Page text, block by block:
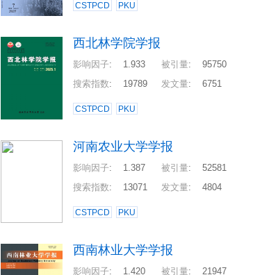
CSTPCD PKU
西北林学院学报
影响因子: 1.933 被引量:
95750
搜索指数: 19789 发文量: 6751
CSTPCD PKU
河南农业大学学报
影响因子: 1.387 被引量:
52581
搜索指数: 13071 发文量: 4804
CSTPCD PKU
西南林业大学学报
影响因子: 1.420 被引量: 21947